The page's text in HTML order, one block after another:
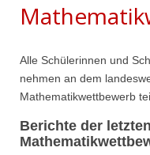
Alle Schülerinnen und
nehmen an dem
Mathematikwettbewerb
Berichte der letzten